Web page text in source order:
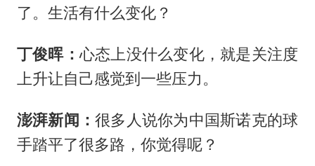
了。生活有什么变化？
丁俊晖：心态上没什么变化，就是关注度
上升让自己感觉到一些压力。
澎湃新闻：很多人说你为中国斯诺克的球
手踏平了很多路，你觉得呢？